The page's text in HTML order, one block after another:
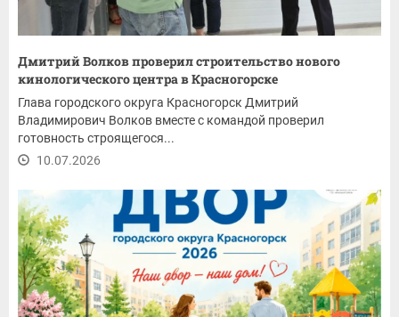
Дмитрий Волков проверил строительство нового
кинологического центра в Красногорске
Глава городского округа Красногорск Дмитрий
Владимирович Волков вместе с командой проверил
готовность строящегося...
10.07.2026